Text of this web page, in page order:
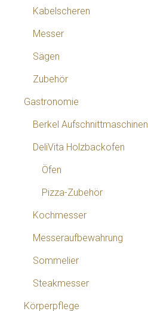
Kabelscheren
Messer
Sägen
Zubehör
Gastronomie
Berkel Aufschnittmaschinen
DeliVita Holzbackofen
Öfen
Pizza-Zubehör
Kochmesser
Messeraufbewahrung
Sommelier
Steakmesser
Körperpflege